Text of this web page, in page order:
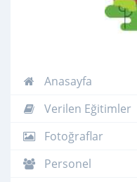
Anasayfa
Verilen Eğitimler
Fotoğraflar
Personel